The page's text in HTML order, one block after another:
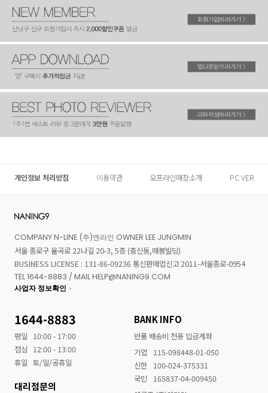
개인정보 처리방침 이용약관 오프라인매장소개 PC VER
COMPANY N-LINE (주)엔라인 OWNER LEE JUNGMIN
서울 종로구 율곡로 22나길 20-3, 5층 (충신동,매봉빌딩)
BUSINESS LICENSE : 131-86-09236 통신판매업신고 2011-서울종로-0954
TEL 1644-8883 / MAIL HELP@NANING9.COM
사업자 정보확인
1644-8883
평일
10:00 - 17:00
점심
12:00 - 13:00
휴일 토/일/공휴일
대리점문의
BANK INFO
반품 배송비 전용 입금계좌
기업
115-098448-01-050
신한
100-024-375331
국민
165837-04-009450